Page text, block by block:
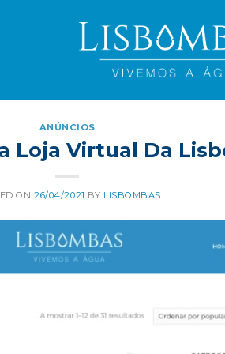
ANÚNCIOS
Loja Virtual Da
ON26/04/2021 BY LISBOMBAS